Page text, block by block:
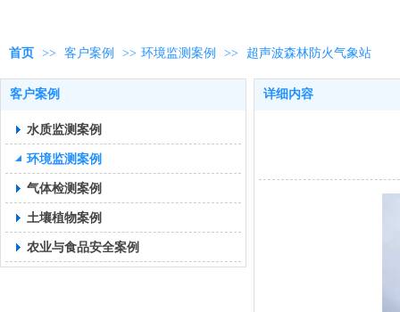
首页 >> 客户案例 >> 环境监测案例 >> 超声波森林防火气象站
客户案例
水质监测案例
环境监测案例
气体检测案例
土壤植物案例
农业与食品安全案例
详细内容